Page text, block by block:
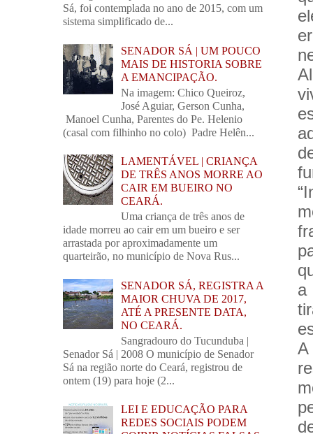
a
A
Sá, foi contemplada no ano de 2015, com um
sistema simplificado de...
SENADOR SÁ | UM POUCO
MAIS DE HISTORIA SOBRE
A EMANCIPAÇÃO.
Na imagem: Chico Queiroz,
José Aguiar, Gerson Cunha,
Manoel Cunha, Parentes do Pe. Helenio
(casal com filhinho no colo) Padre Helên...
LAMENTÁVEL | CRIANÇA
DE TRÊS ANOS MORRE AO
CAIR EM BUEIRO NO
CEARÁ.
Uma criança de três anos de
idade morreu ao cair em um bueiro e ser
arrastada por aproximadamente um
quarteirão, no município de Nova Rus...
SENADOR SÁ, REGISTRA A
MAIOR CHUVA DE 2017,
ATÉ A PRESENTE DATA,
NO CEARÁ.
Sangradouro do Tucunduba |
Senador Sá | 2008 O município de Senador
Sá na região norte do Ceará, registrou de
ontem (19) para hoje (2...
LEI E EDUCAÇÃO PARA
REDES SOCIAIS PODEM